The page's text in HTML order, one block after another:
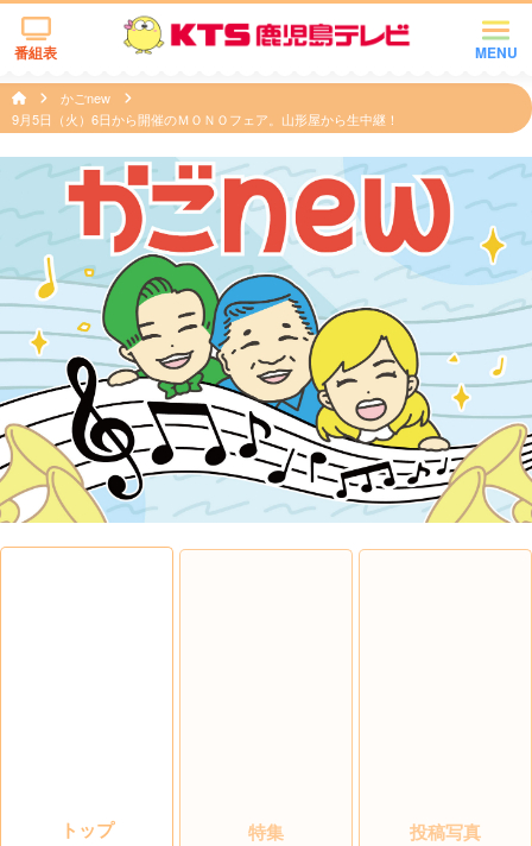
MENU
番組表
かごnew
9月5日（火）6日から開催のＭＯＮＯフェア。山形屋から生中継！
トップ 特集 投稿写真